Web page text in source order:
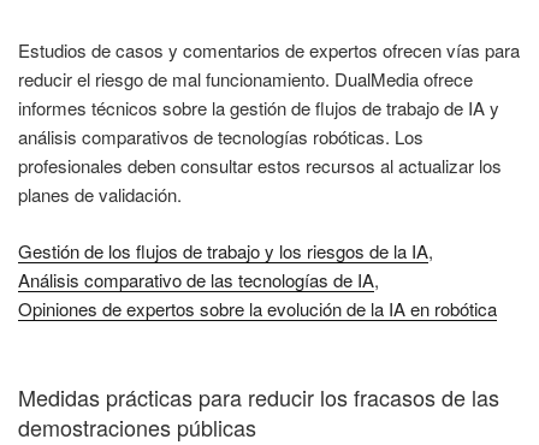
Estudios de casos y comentarios de expertos ofrecen vías para
reducir el riesgo de mal funcionamiento. DualMedia ofrece
informes técnicos sobre la gestión de flujos de trabajo de IA y
análisis comparativos de tecnologías robóticas. Los
profesionales deben consultar estos recursos al actualizar los
planes de validación.
Gestión de los flujos de trabajo y los riesgos de la IA,
Análisis comparativo de las tecnologías de IA,
Opiniones de expertos sobre la evolución de la IA en robótica
Medidas prácticas para reducir los fracasos de las
demostraciones públicas